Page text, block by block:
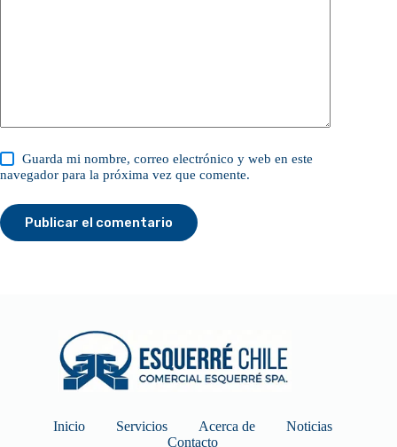
Guarda mi nombre, correo electrónico y web en este
navegador para la próxima vez que comente.
Publicar el comentario
Inicio Servicios Acerca de
Noticias
Contacto